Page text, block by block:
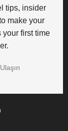
tips, insider
make your
first time